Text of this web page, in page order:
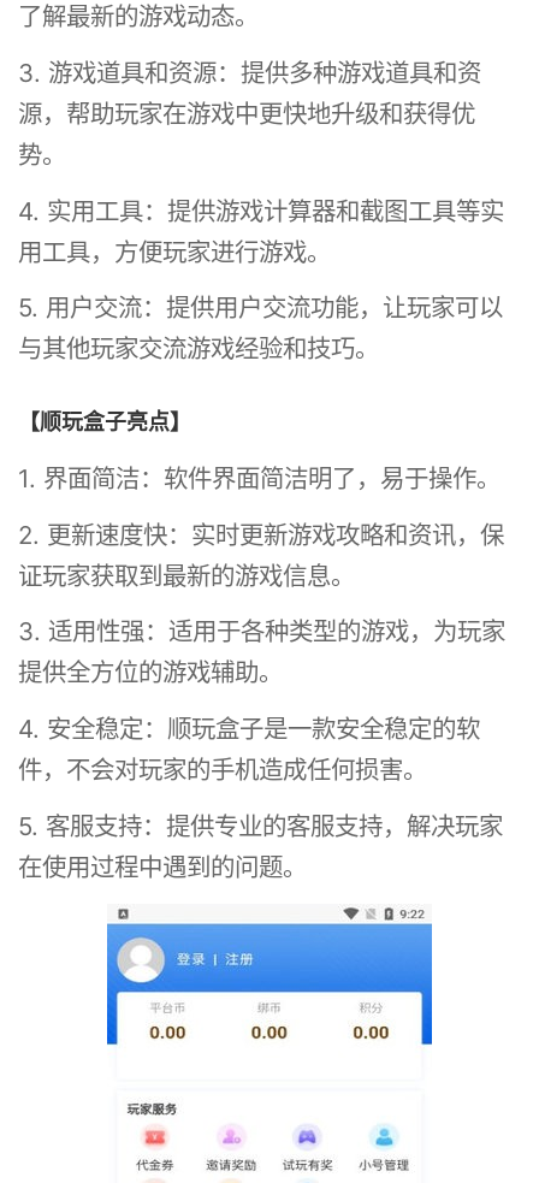
了解最新的游戏动态。
3. 游戏道具和资源：提供多种游戏道具和资
源，帮助玩家在游戏中更快地升级和获得优
势。
4. 实用工具：提供游戏计算器和截图工具等实
用工具，方便玩家进行游戏。
5. 用户交流：提供用户交流功能，让玩家可以
与其他玩家交流游戏经验和技巧。
【顺玩盒子亮点】
1. 界面简洁：软件界面简洁明了，易于操作。
2. 更新速度快：实时更新游戏攻略和资讯，保
证玩家获取到最新的游戏信息。
3. 适用性强：适用于各种类型的游戏，为玩家
提供全方位的游戏辅助。
4. 安全稳定：顺玩盒子是一款安全稳定的软
件，不会对玩家的手机造成任何损害。
5. 客服支持：提供专业的客服支持，解决玩家
在使用过程中遇到的问题。